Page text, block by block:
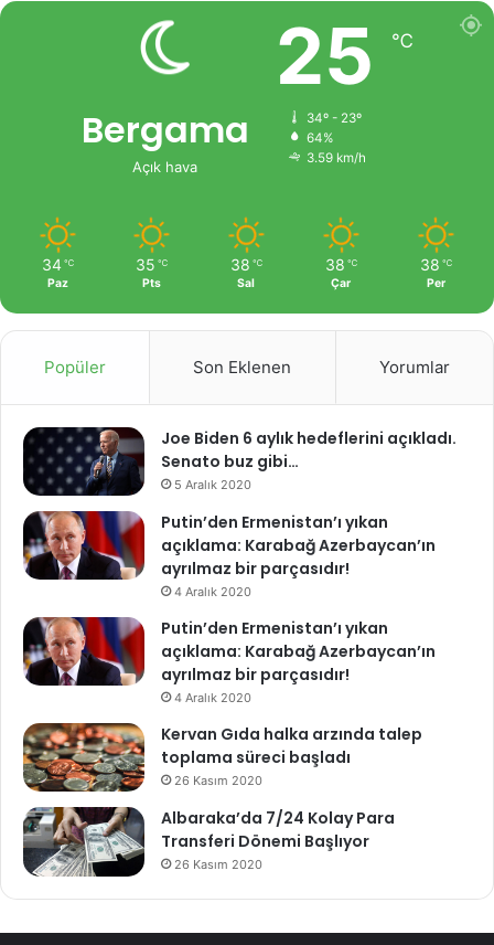
Bergama
Açık hava
25 ℃
34º - 23º
64%
3.59 km/h
34 ℃
Paz
35 ℃
Pts
38 ℃
Sal
38 ℃
Çar
38 ℃
Per
Popüler Son Eklenen Yorumlar
Joe Biden 6 aylık hedeflerini açıkladı.
Senato buz gibi…
5 Aralık 2020
Putin’den Ermenistan’ı yıkan
açıklama: Karabağ Azerbaycan’ın
ayrılmaz bir parçasıdır!
4 Aralık 2020
Putin’den Ermenistan’ı yıkan
açıklama: Karabağ Azerbaycan’ın
ayrılmaz bir parçasıdır!
4 Aralık 2020
Kervan Gıda halka arzında talep
toplama süreci başladı
26 Kasım 2020
Albaraka’da 7/24 Kolay Para
Transferi Dönemi Başlıyor
26 Kasım 2020